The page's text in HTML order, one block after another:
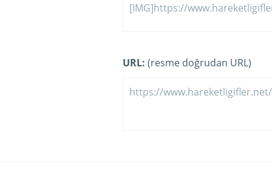
URL: (resme doğrudan URL)